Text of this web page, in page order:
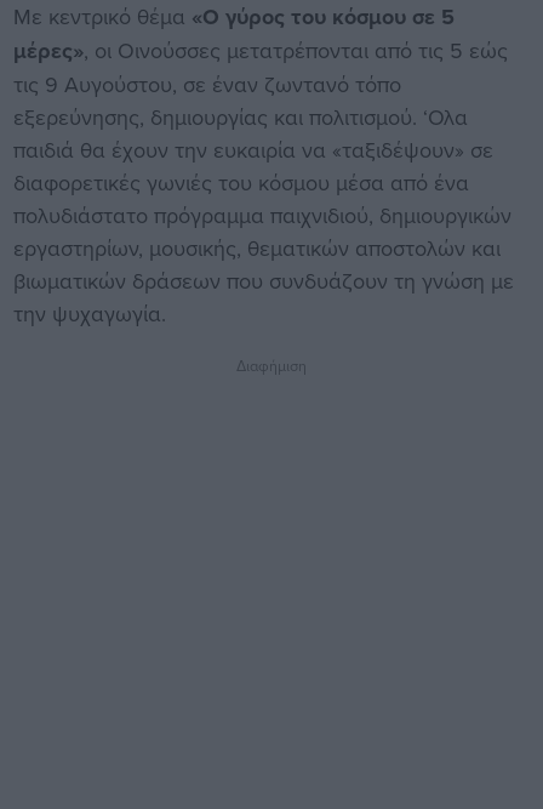
Με κεντρικό θέμα «Ο γύρος του κόσμου σε 5
μέρες», οι Οινούσσες μετατρέπονται από τις 5 εώς
τις 9 Αυγούστου, σε έναν ζωντανό τόπο
εξερεύνησης, δημιουργίας και πολιτισμού. ‘Ολα
παιδιά θα έχουν την ευκαιρία να «ταξιδέψουν» σε
διαφορετικές γωνιές του κόσμου μέσα από ένα
πολυδιάστατο πρόγραμμα παιχνιδιού, δημιουργικών
εργαστηρίων, μουσικής, θεματικών αποστολών και
βιωματικών δράσεων που συνδυάζουν τη γνώση με
την ψυχαγωγία.
Διαφήμιση